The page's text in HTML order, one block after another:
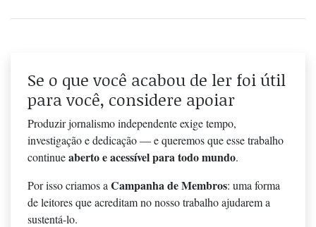
Se o que você acabou de ler foi útil
para você, considere apoiar
Produzir jornalismo independente exige tempo,
investigação e dedicação — e queremos que esse trabalho
continueaberto e acessível para todo mundo.
Por isso criamos a Campanha de Membros: uma forma
de leitores que acreditam no nosso trabalho ajudarem a
sustentá-lo.